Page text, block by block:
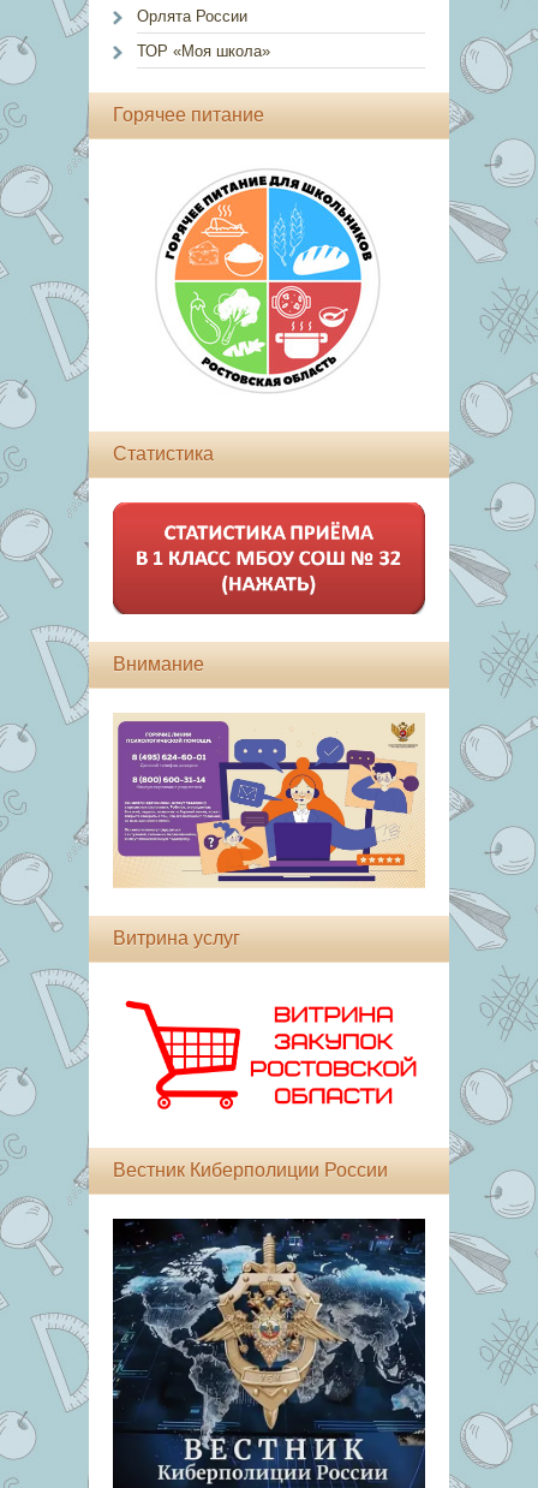
Орлята России
ТОР «Моя школа»
Горячее питание
Статистика
Внимание
Витрина услуг
Вестник Киберполиции России